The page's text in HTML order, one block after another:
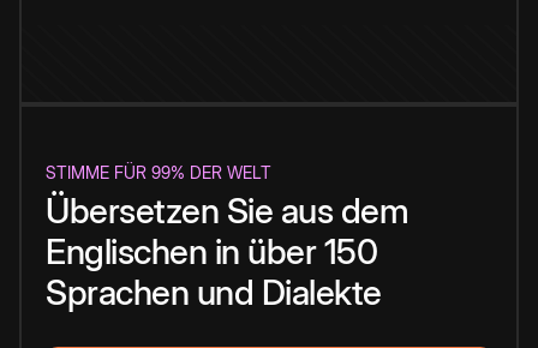
STIMME FÜR 99% DER WELT
Übersetzen Sie aus dem
Englischen in über 150
Sprachen und Dialekte